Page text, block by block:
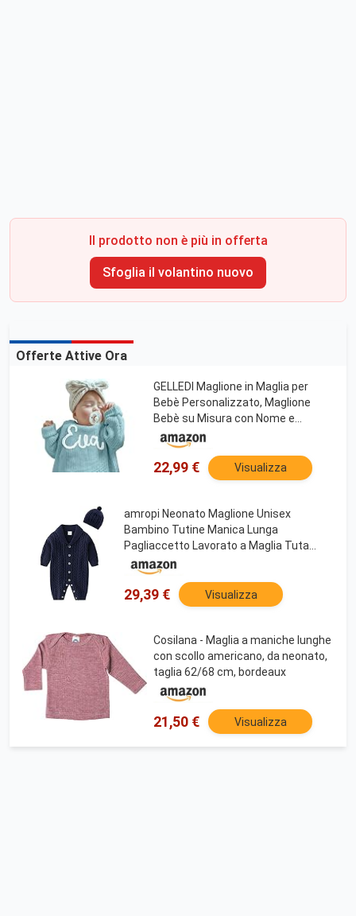
Il prodotto non è più in offerta
Sfoglia il volantino nuovo
Offerte Attive Ora
GELLEDI Maglione in Maglia per
Bebè Personalizzato, Maglione
Bebè su Misura con Nome e
Monogramma Ricamati Mano, 6-
12M Ice Blue
22,99 € Visualizza
amropi Neonato Maglione Unisex
Bambino Tutine Manica Lunga
Pagliaccetto Lavorato a Maglia Tuta
Marina, 0-3 Mesi
29,39 € Visualizza
Cosilana - Maglia a maniche lunghe
con scollo americano, da neonato,
taglia 62/68 cm, bordeaux
21,50 € Visualizza